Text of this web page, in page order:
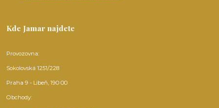
Kde Jamar najdete
Provozovna:
Sokolovská 1251/228
Praha 9 - Libeň, 190 00
Obchody: